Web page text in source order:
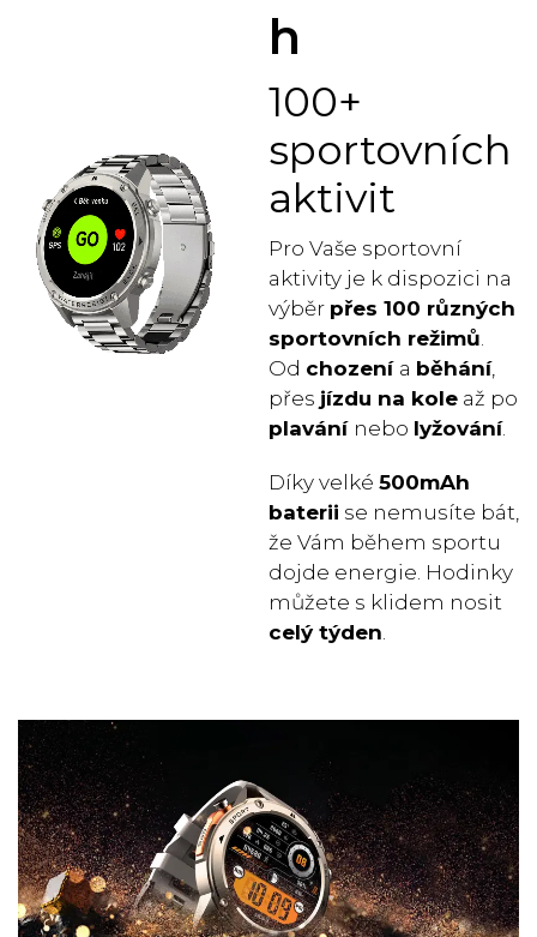
h
100+
sportovních
aktivit
Pro Vaše sportovní
aktivity je k dispozici na
výběr přes 100 různých
sportovních režimů
Od chození a běhání,
přes jízdu na kole až po
plavání nebo lyžování.
Díky velké 500mAh
baterii se nemusíte bát,
že Vám během sportu
dojde energie. Hodinky
můžete s klidem nosit
celý týden